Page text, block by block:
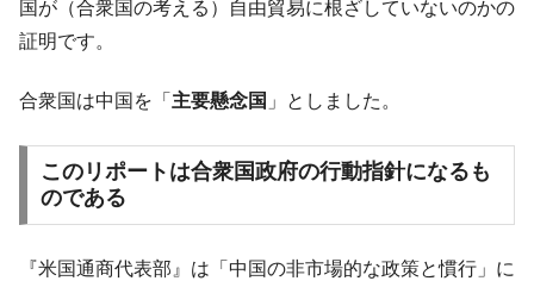
は韓国で『BYD』車は売れている。6カ月で対前年同期比
1.9倍！
く空港に詰めかけ「出て行け！」「極右勢力」のプラカー
『Money1』
韓国政府「2035年までに18.4GW規模のAIデ
ータセンター整備」⇒ だから無理だってば。
ほぼ終わった」
国が（合衆国の考える）自由貿易に根ざしていないのかの
証明です。
合衆国は中国を「 主要懸念国 」としました。
このリポートは合衆国政府の行動指針になるも
のである
『米国通商代表部』は「中国の非市場的な政策と慣行」に